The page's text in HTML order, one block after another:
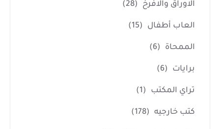
الاوراق والافرخ (28)
العاب أطفال (15)
الممحاة (6)
برايات (6)
تراي المكتب (1)
كتب خارجيه (178)